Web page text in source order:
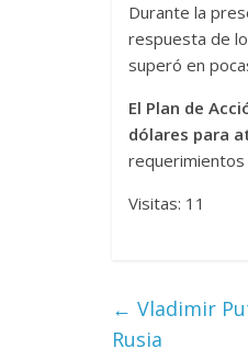
Durante la
respuesta de
superó en
El Plan de
dólares para
requerimientos
Visitas: 11
← Vladimir
Rusia
13 marzo, 2026 Julio
Terror chamánico